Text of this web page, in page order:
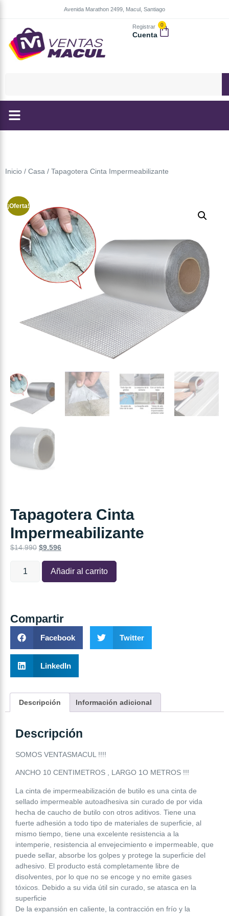
Avenida Marathon 2499, Macul, Santiago
Registrar
Cuenta
0
Inicio / Casa / Tapagotera Cinta Impermeabilizante
¡Oferta!
Tapagotera Cinta
Impermeabilizante
$14.990 $9.596
Añadir al carrito
Compartir
Facebook Twitter
LinkedIn
Descripción Información adicional
Descripción
SOMOS VENTASMACUL !!!!
ANCHO 10 CENTIMETROS , LARGO 1O METROS !!!
La cinta de impermeabilización de butilo es una cinta de
sellado impermeable autoadhesiva sin curado de por vida
hecha de caucho de butilo con otros aditivos. Tiene una
fuerte adhesión a todo tipo de materiales de superficie, al
mismo tiempo, tiene una excelente resistencia a la
intemperie, resistencia al envejecimiento e impermeable, que
puede sellar, absorbe los golpes y protege la superficie del
adhesivo. El producto está completamente libre de
disolventes, por lo que no se encoge y no emite gases
tóxicos. Debido a su vida útil sin curado, se atasca en la
superficie
De la expansión en caliente, la contracción en frío y la